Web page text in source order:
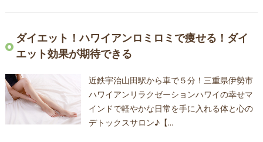
ダイエット！ハワイアンロミロミで痩せる！ダイ
エット効果が期待できる
近鉄宇治山田駅から車で５分！三重県伊勢市
ハワイアンリラクゼーションハワイの幸せマ
インドで軽やかな日常を手に入れる体と心の
デトックスサロン♪【…